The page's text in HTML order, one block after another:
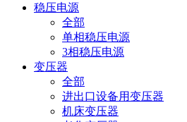
稳压电源
全部
单相稳压电源
3相稳压电源
变压器
全部
进出口设备用变压器
机床变压器